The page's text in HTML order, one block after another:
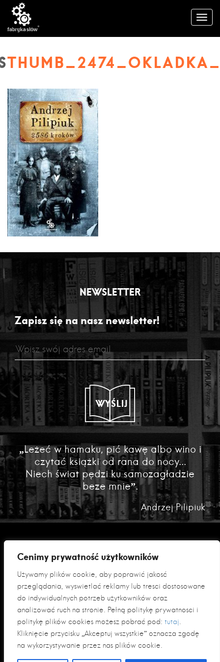
Cenimy prywatność użytkowników
Używamy plików cookie, aby poprawić jakość
przeglądania, wyświetlać reklamy lub treści dostosowane
do indywidualnych potrzeb użytkowników oraz
analizować ruch na stronie. Pełną politykę prywatności i
politykę plików cookies możesz pobrać pod: tutaj.
Kliknięcie przycisku „Akceptuj wszystkie” oznacza zgodę
na wykorzystywanie przez nas plików cookie.
NEWSLETTER
Zapisz się na nasz newsletter!
WYŚLIJ
„Leżeć w hamaku, pić kawę albo wino i
czytać książki od rana do nocy...
Niech świat pędzi ku samozagładzie
beze mnie”.
Andrzej Pilipiuk
Polityka prywatności
Klauzula informacyjna RODO